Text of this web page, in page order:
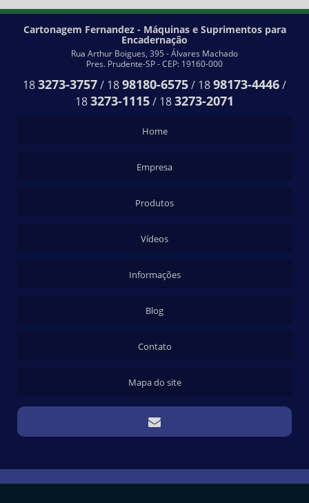
Cartonagem Fernandez - Máquinas e Suprimentos para
Encadernação
Rua Arthur Boigues, 395 - Álvares Machado
Pres. Prudente-SP - CEP: 19160-000
183273-3757/ 1898180-6575/ 1898173-4446/
183273-1115/ 183273-2071
Home
Empresa
Produtos
Vídeos
Informações
Blog
Contato
Mapa do site